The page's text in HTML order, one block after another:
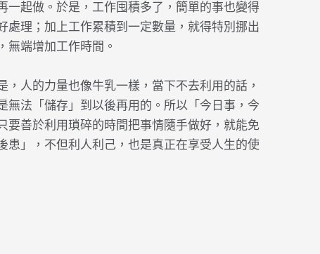
一起做。於是，工作囤積多了，簡單的事也變得
處理；加上工作累積到一定數量，就得特別挪出
無端增加工作時間。
，人的力量也像牛乳一樣，當下不去利用的話，
無法「儲存」到以後再用的。所以「今日事，今
要善於利用瑣碎的時間把事情隨手做好，就能免
患」，不但利人利己，也是真正在享受人生的使